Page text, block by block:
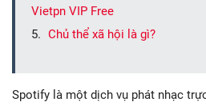
Vietpn VIP Free
Chủ thể xã hội là gì?
Spotify là một dịch vụ phát nhạc